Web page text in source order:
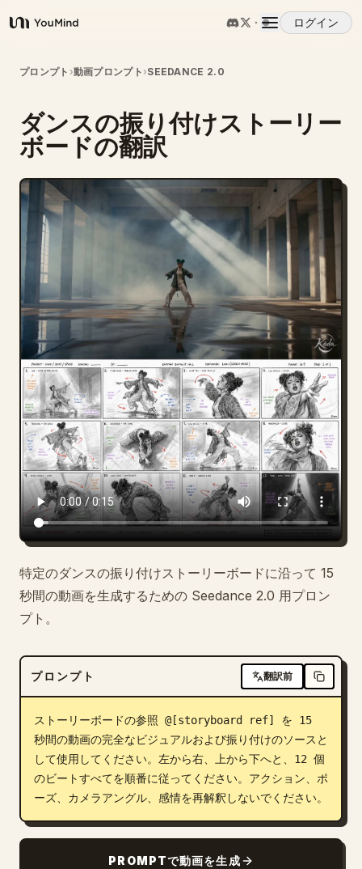
YouMind
ログイン
概要
ユースケース
スキル
プロンプト
料金
ダウンロード
ブログ
更新情報
プロンプト ›動画プロンプト ›SEEDANCE 2.0
ダンスの振り付けストーリー
ボードの翻訳
特定のダンスの振り付けストーリーボードに沿って 15
秒間の動画を生成するための Seedance 2.0 用プロン
プト。
プロンプト 翻訳前
ストーリーボードの参照 @[storyboard ref] を 15
秒間の動画の完全なビジュアルおよび振り付けのソースと
して使用してください。左から右、上から下へと、12 個
のビートすべてを順番に従ってください。アクション、ポ
ーズ、カメラアングル、感情を再解釈しないでください。
PROMPTで動画を生成